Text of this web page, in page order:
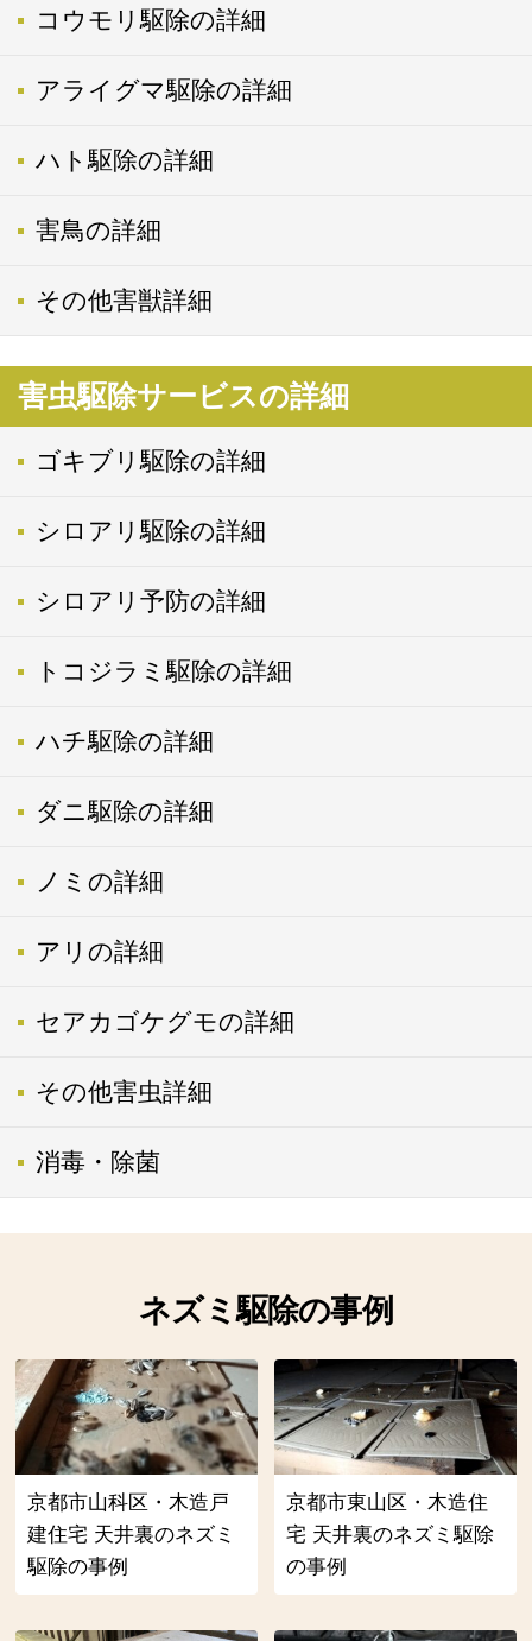
コウモリ駆除の詳細
アライグマ駆除の詳細
ハト駆除の詳細
害鳥の詳細
その他害獣詳細
害虫駆除サービスの詳細
ゴキブリ駆除の詳細
シロアリ駆除の詳細
シロアリ予防の詳細
トコジラミ駆除の詳細
ハチ駆除の詳細
ダニ駆除の詳細
ノミの詳細
アリの詳細
セアカゴケグモの詳細
その他害虫詳細
消毒・除菌
ネズミ駆除の事例
京都市山科区・木造戸
建住宅 天井裏のネズミ
駆除の事例
京都市東山区・木造住
宅 天井裏のネズミ駆除
の事例